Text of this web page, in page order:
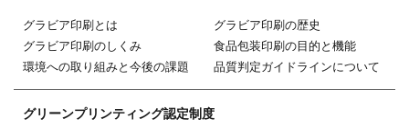
グラビア印刷とは
グラビア印刷の歴史
グラビア印刷のしくみ
食品包装印刷の目的と機能
環境への取り組みと今後の課題
品質判定ガイドラインについて
グリーンプリンティング認定制度